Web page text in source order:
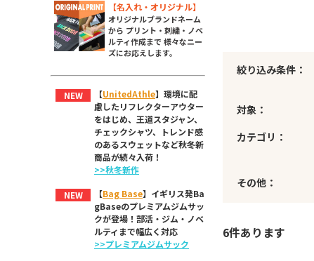
絞り込み条件：
対象：
カテゴリ：
その他：
6件あります
【名入れ・オリジナル】
オリジナルブランドネーム
から プリント・刺繍・ノベ
ルティ作成まで 様々なニー
ズにお応えします。
NEW 【UnitedAthle】環境に配
慮したリフレクターアウター
をはじめ、王道スタジャン、
チェックシャツ、トレンド感
のあるスウェットなど秋冬新
商品が続々入荷！
>>秋冬新作
NEW 【Bag Base】イギリス発Ba
gBaseのプレミアムジムサッ
クが登場！部活・ジム・ノベ
ルティまで幅広く対応
>>プレミアムジムサック